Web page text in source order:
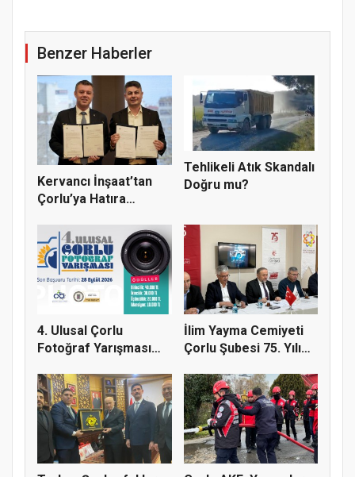
Benzer Haberler
Kervancı İnşaat’tan
Çorlu’ya Hatıra
Tehlikeli Atık Skandalı
Doğru mu?
4. Ulusal Çorlu
Fotoğraf Yarışması
İlim Yayma Cemiyeti
Çorlu Şubesi 75. Yılı